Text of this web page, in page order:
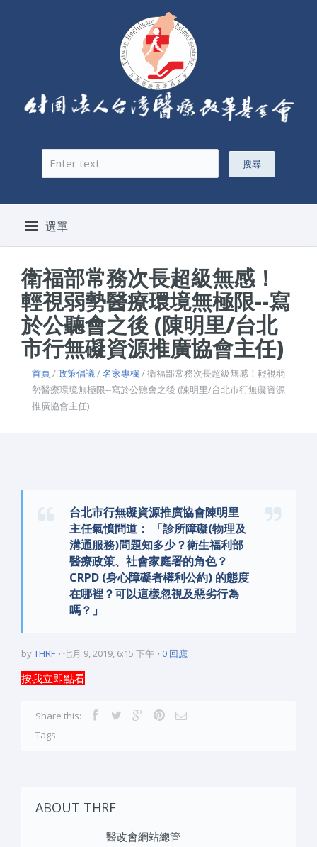
搜尋表單
搜尋
選單
衛福部常務次長超級無感！
輕視弱勢醫療環境無極限--寫
於公聽會之後 (陳明里/台北
市行無礙資源推廣協會主任)
首頁/政策倡議/名家專欄/ 衛福部常務次長超級無感！輕視弱
勢醫療環境無極限--寫於公聽會之後 (陳明里/台北市行無礙資源
推廣協會主任)
台北市行無礙資源推廣協會陳明里
主任氣憤問道： 「診所障礙(物理及
溝通服務)問題知多少？衛生福利部
醫療政策、社會家庭署的角色？
CRPD (身心障礙者權利公約) 的態度
在哪裡？可以這樣忽視及惡劣行為
嗎？」
byTHRF 七月 9, 2019, 6:15 下午 0 回應
按我立即點看
Share this:
Tags:
ABOUT THRF
醫改會網站總管